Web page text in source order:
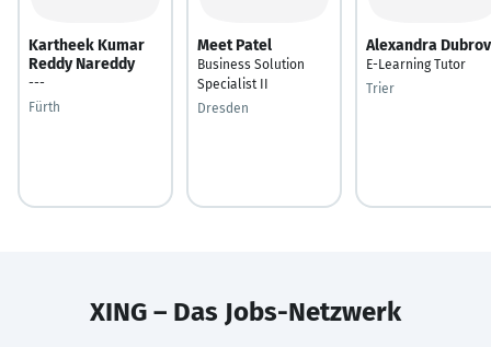
Kartheek Kumar
Reddy Nareddy
---
Fürth
Meet Patel
Business Solution
Specialist II
Dresden
Alexandra
E-Learning Tutor
Trier
XING – Das Jobs-Netzwerk